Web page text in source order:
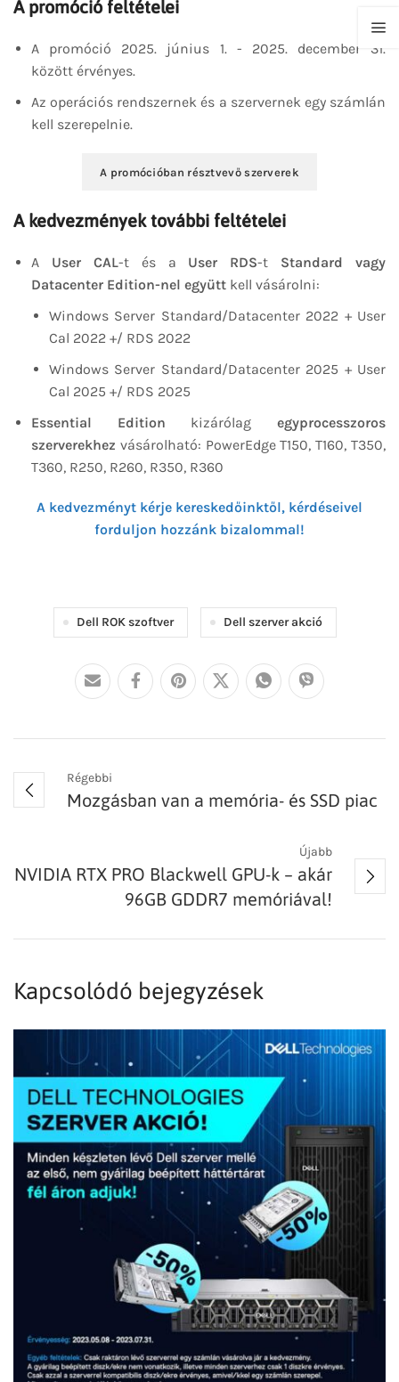
A promóció feltételei
A promóció 2025. június 1. - 2025. december 31.
között érvényes.
Az operációs rendszernek és a szervernek egy számlán
kell szerepelnie.
A promócióban résztvevő szerverek
A kedvezmények további feltételei
A User CAL-t és a User RDS-t Standard vagy
Datacenter Edition-nel együtt kell vásárolni:
Windows Server Standard/Datacenter 2022 + User
Cal 2022 +/ RDS 2022
Windows Server Standard/Datacenter 2025 + User
Cal 2025 +/ RDS 2025
Essential Edition kizárólagegyprocesszoros
szerverekhez vásárolható: PowerEdge T150, T160, T350,
T360, R250, R260, R350, R360
A kedvezményt kérje kereskedőinktől, kérdéseivel
forduljon hozzánk bizalommal!
Dell ROK szoftver Dell szerver akció
Régebbi
Mozgásban van a memória- és SSD piac
Újabb
NVIDIA RTX PRO Blackwell GPU-k – akár
96GB GDDR7 memóriával!
Kapcsolódó bejegyzések